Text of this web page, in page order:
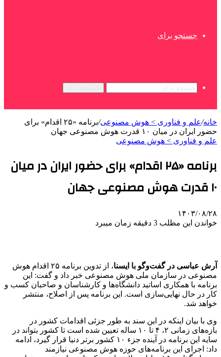
جستجو برای
خانه/علم و فناوری‌ > هوش مصنوعی/
برنامه «۲۵ اقدام» برای
حضور ایران در میان ۱۰ قدرت هوش مصنوعی جهان
علم و فناوری‌ > هوش مصنوعی
برنامه «۲۵ اقدام» برای حضور ایران در میان
۱۰ قدرت هوش مصنوعی جهان
۱۴۰۳/۰۸/۲۸
خواندن این مطلب 3 دقیقه زمان میبرد
آرش عباسی در گفت‌وگو با ایسنا
، از تدوین برنامه ۲۵ اقدام هوش
مصنوعی در سازمان ملی هوش مصنوعی خبر داد و گفت: این
برنامه با همکاری اساتید دانشگاه‌ها و کارشناسان و صاحبان کسب و
کار در حال نهایی‌سازی است. این برنامه پس از اصلاح، منتشر
خواهد شد.
وی با بیان اینکه در این سند به طور جزئی اقدامات کشور در
بازه‌های زمانی ۲، ۴ تا ۱۰ ساله تعیین شده است تا کشور بتواند در
سایه این برنامه در آینده جزء ۱۰ کشور برتر دنیا قرار گیرد، ادامه
داد: اجرای این برنامه‌های حوزه هوش مصنوعی نیازمند